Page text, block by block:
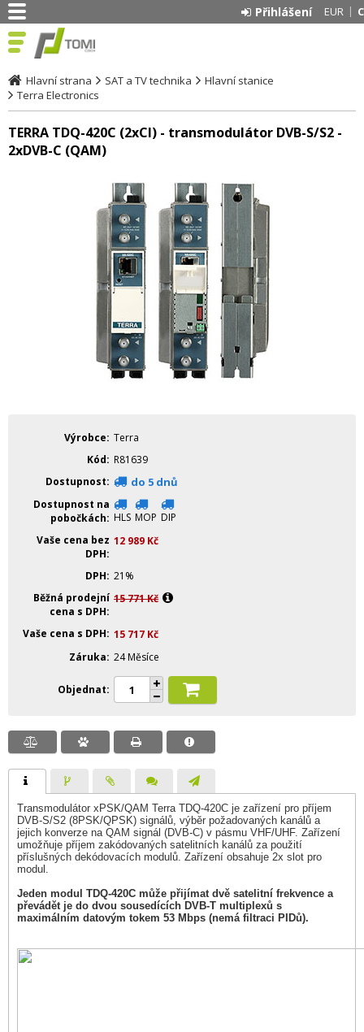
EUR
Přihlášení
Hlavní strana SAT a TV technika
Hlavní stanice
Terra Electronics
TERRA TDQ-420C (2xCI) - transmodulátor DVB-S/S2 -
2xDVB-C (QAM)
Výrobce Terra
Kód
R81639
Dostupnost
do 5 dnů
Dostupnost na
pobočkách
HLS MOP DIP
Vaše cena bez
DPH
12 989 Kč
DPH 21%
Běžná prodejní
cena s DPH
15 771Kč
Vaše cena s DPH 15 717 Kč
Záruka 24 Měsíce
Objednat
Transmodulátor xPSK/QAM Terra TDQ-420C je zařízení pro příjem
DVB-S/S2 (8PSK/QPSK) signálů, výběr požadovaných kanálů a
jejich konverze na QAM signál (DVB-C) v pásmu VHF/UHF. Zařízení
umožňuje příjem zakódovaných satelitních kanálů za použití
příslušných dekódovacích modulů. Zařízení obsahuje 2x slot pro
modul.
Jeden modul TDQ-420C může přijímat dvě satelitní frekvence a
převádět je do dvou sousedících DVB-T multiplexů s
maximálním datovým tokem 53 Mbps (nemá filtraci PIDů).